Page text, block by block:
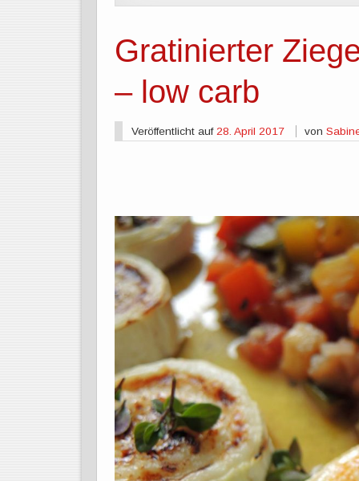
Gratinierter
– low carb
Veröffentlicht auf 28. April 2017 von